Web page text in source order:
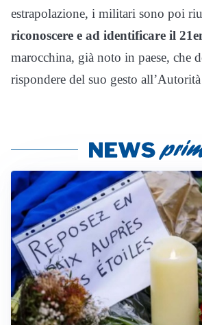
estrapolazione, i militari sono poi
riconoscere e ad identificare il
marocchina, già noto in paese, che
rispondere del suo gesto